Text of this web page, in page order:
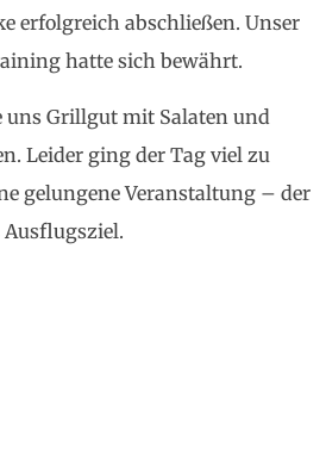
erfolgreich abschließen. Unser
hatte sich bewährt.
uns Grillgut mit Salaten und
Leider ging der Tag viel zu
gelungene Veranstaltung – der